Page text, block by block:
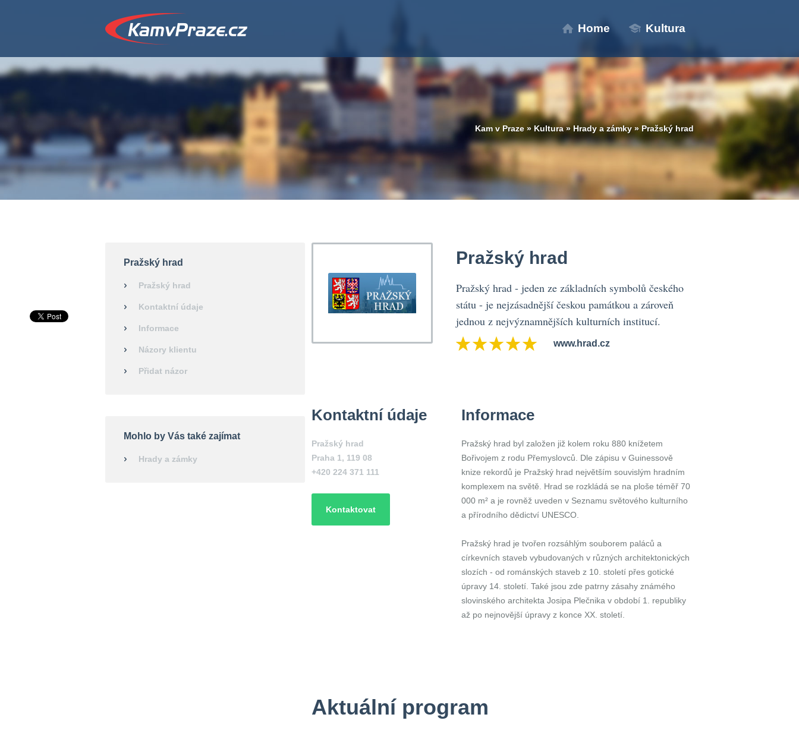
Home Kultura
Kam v Praze » Kultura»Hrady a zámky»Pražský hrad
Pražský hrad
Pražský hrad
Kontaktní údaje
Informace
Názory klientu
Přidat názor
Mohlo by Vás také zajímat
Hrady a zámky
Pražský hrad
Pražský hrad - jeden ze základních symbolů českého
státu - je nejzásadnější českou památkou a zároveň
jednou z nejvýznamnějších kulturních institucí.
www.hrad.cz
Kontaktní údaje
Pražský hrad
Praha 1, 119 08
+420 224 371 111
Kontaktovat
Informace
Pražský hrad byl založen již kolem roku 880 knížetem
Bořivojem z rodu Přemyslovců. Dle zápisu v Guinessově
knize rekordů je Pražský hrad největším souvislým hradním
komplexem na světě. Hrad se rozkládá se na ploše téměř 70
000 m² a je rovněž uveden v Seznamu světového kulturního
a přírodního dědictví UNESCO.
Pražský hrad je tvořen rozsáhlým souborem paláců a
církevních staveb vybudovaných v různých architektonických
slozích - od románských staveb z 10. století přes gotické
úpravy 14. století. Také jsou zde patrny zásahy známého
slovinského architekta Josipa Plečnika v období 1. republiky
až po nejnovější úpravy z konce XX. století.
Aktuální program